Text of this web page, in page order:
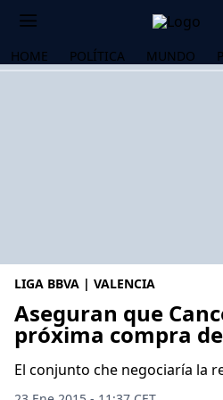
HOME POLÍTICA MUNDO
LIGA BBVA | VALENCIA
Aseguran que
próxima compra
El conjunto che negociaría la